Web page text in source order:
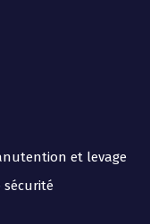
et levage
sécurité